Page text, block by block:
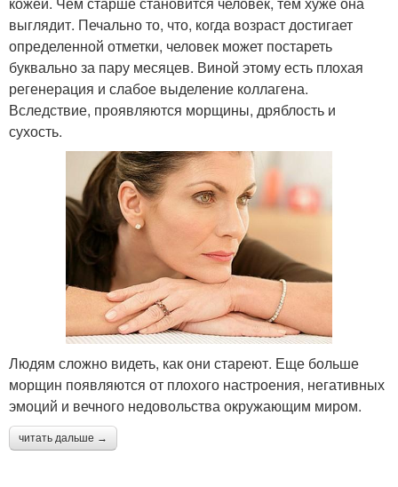
выглядит. Печально то, что, когда возраст достигает
определенной отметки, человек может постареть
буквально за пару месяцев. Виной этому есть плохая
регенерация и слабое выделение коллагена.
Вследствие, проявляются морщины, дряблость и
сухость.
Людям сложно видеть, как они стареют. Еще больше
морщин появляются от плохого настроения, негативных
эмоций и вечного недовольства окружающим миром.
читать дальше →